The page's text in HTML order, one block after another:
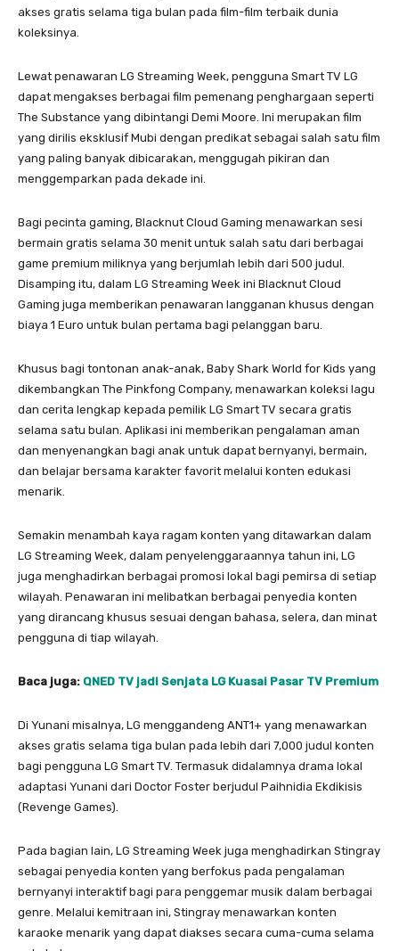
akses gratis selama tiga bulan pada film-film terbaik dunia
koleksinya.
Lewat penawaran LG Streaming Week, pengguna Smart TV LG
dapat mengakses berbagai film pemenang penghargaan seperti
The Substance yang dibintangi Demi Moore. Ini merupakan film
yang dirilis eksklusif Mubi dengan predikat sebagai salah satu film
yang paling banyak dibicarakan, menggugah pikiran dan
menggemparkan pada dekade ini.
Bagi pecinta gaming, Blacknut Cloud Gaming menawarkan sesi
bermain gratis selama 30 menit untuk salah satu dari berbagai
game premium miliknya yang berjumlah lebih dari 500 judul.
Disamping itu, dalam LG Streaming Week ini Blacknut Cloud
Gaming juga memberikan penawaran langganan khusus dengan
biaya 1 Euro untuk bulan pertama bagi pelanggan baru.
Khusus bagi tontonan anak-anak, Baby Shark World for Kids yang
dikembangkan The Pinkfong Company, menawarkan koleksi lagu
dan cerita lengkap kepada pemilik LG Smart TV secara gratis
selama satu bulan. Aplikasi ini memberikan pengalaman aman
dan menyenangkan bagi anak untuk dapat bernyanyi, bermain,
dan belajar bersama karakter favorit melalui konten edukasi
menarik.
Semakin menambah kaya ragam konten yang ditawarkan dalam
LG Streaming Week, dalam penyelenggaraannya tahun ini, LG
juga menghadirkan berbagai promosi lokal bagi pemirsa di setiap
wilayah. Penawaran ini melibatkan berbagai penyedia konten
yang dirancang khusus sesuai dengan bahasa, selera, dan minat
pengguna di tiap wilayah.
Baca juga: QNED TV jadi Senjata LG Kuasai Pasar TV Premium
Di Yunani misalnya, LG menggandeng ANT1+ yang menawarkan
akses gratis selama tiga bulan pada lebih dari 7,000 judul konten
bagi pengguna LG Smart TV. Termasuk didalamnya drama lokal
adaptasi Yunani dari Doctor Foster berjudul Paihnidia Ekdikisis
(Revenge Games).
Pada bagian lain, LG Streaming Week juga menghadirkan Stingray
sebagai penyedia konten yang berfokus pada pengalaman
bernyanyi interaktif bagi para penggemar musik dalam berbagai
genre. Melalui kemitraan ini, Stingray menawarkan konten
karaoke menarik yang dapat diakses secara cuma-cuma selama